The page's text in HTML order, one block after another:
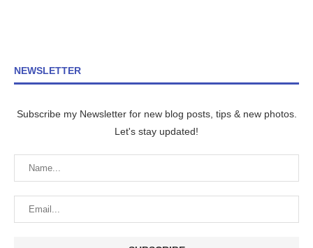
NEWSLETTER
Subscribe my Newsletter for new blog posts, tips & new photos.
Let's stay updated!